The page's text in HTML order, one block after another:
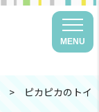
MENU
> ピカピカのトイ